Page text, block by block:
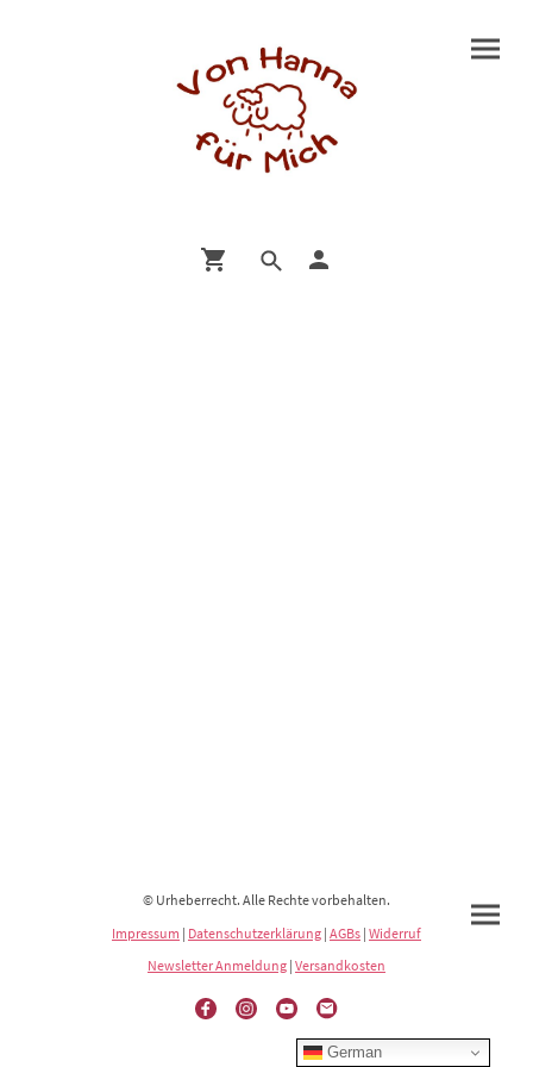
© Urheberrecht. Alle Rechte vorbehalten.
Impressum | Datenschutzerklärung | AGBs | Widerruf
Newsletter Anmeldung | Versandkosten
German